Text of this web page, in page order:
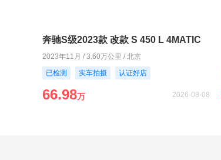
奔驰S级2023款 改款 S 450 L 4MATIC
2023年11月 / 3.60万公里 / 北京
已检测
实车拍摄 认证好店
66.98万 2026-08-08